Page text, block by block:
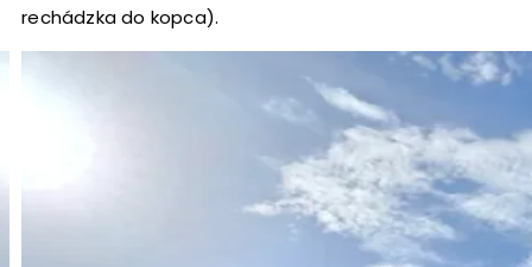
prechádzka do kopca).